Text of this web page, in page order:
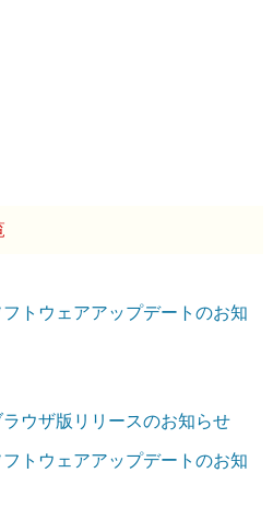
フトウェアアップデートのお知
ラウザ版リリースのお知らせ
フトウェアアップデートのお知